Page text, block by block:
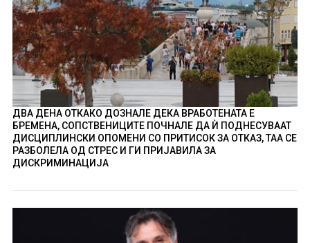
ДВА ДЕНА ОТКАКО ДОЗНАЛЕ ДЕКА ВРАБОТЕНАТА Е
БРЕМЕНА, СОПСТВЕНИЦИТЕ ПОЧНАЛЕ ДА Ѝ ПОДНЕСУВААТ
ДИСЦИПЛИНСКИ ОПОМЕНИ СО ПРИТИСОК ЗА ОТКАЗ, ТАА СЕ
РАЗБОЛЕЛА ОД СТРЕС И ГИ ПРИЈАВИЛА ЗА
ДИСКРИМИНАЦИЈА